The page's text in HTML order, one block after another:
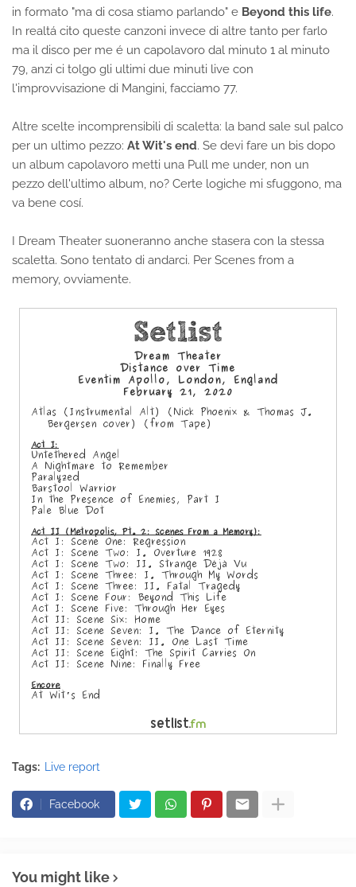
in formato "ma di cosa stiamo parlando" e Beyond this life.
In realtá cito queste canzoni invece di altre tanto per farlo
ma il disco per me é un capolavoro dal minuto 1 al minuto
79, anzi ci tolgo gli ultimi due minuti live con
l'improvvisazione di Mangini, facciamo 77.
Altre scelte incomprensibili di scaletta: la band sale sul palco
per un ultimo pezzo: At Wit's end. Se devi fare un bis dopo
un album capolavoro metti una Pull me under, non un
pezzo dell'ultimo album, no? Certe logiche mi sfuggono, ma
va bene cosí.
I Dream Theater suoneranno anche stasera con la stessa
scaletta. Sono tentato di andarci. Per Scenes from a
memory, ovviamente.
Tags: Live report
Facebook
You might like